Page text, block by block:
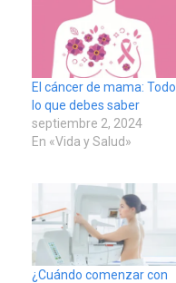
El cáncer de mama: Todo
lo que debes saber
septiembre 2, 2024
En «Vida y Salud»
¿Cuándo comenzar con